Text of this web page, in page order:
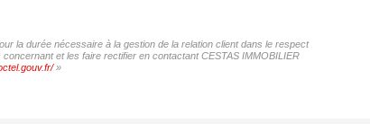
la durée nécessaire à la gestion de la relation client dans le respect
et les faire rectifier en contactant CESTAS IMMOBILIER
»